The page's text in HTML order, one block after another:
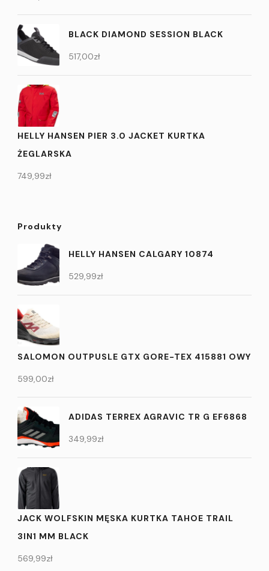
BLACK DIAMOND SESSION BLACK
517,00zł
HELLY HANSEN PIER 3.0 JACKET KURTKA
ŻEGLARSKA
749,99zł
Produkty
HELLY HANSEN CALGARY 10874
529,99zł
SALOMON OUTPUSLE GTX GORE-TEX 415881 OWY
599,00zł
ADIDAS TERREX AGRAVIC TR G EF6868
349,99zł
JACK WOLFSKIN MĘSKA KURTKA TAHOE TRAIL
3IN1 MM BLACK
569,99zł